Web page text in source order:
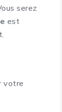
serez
est
votre